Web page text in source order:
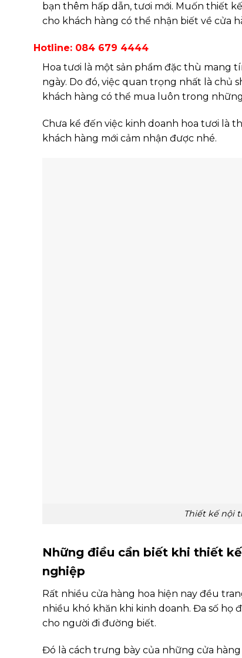
bạn thêm hấp dẫn, tươi mới. Muốn thiết
cho khách hàng có thể nhận biết về cửa
Hotline: 084 679 4444
Hoa tươi là một sản phẩm đặc thù mang
ngày. Do đó, việc quan trọng nhất là chủ
khách hàng có thể mua luôn trong
Chưa kể đến việc kinh doanh hoa tươi là
khách hàng mới cảm nhận được nhé.
Thiết kế nội
Những điều cần biết khi thiết
nghiệp
Rất nhiều cửa hàng hoa hiện nay đều
nhiều khó khăn khi kinh doanh. Đa số họ
cho người đi đường biết.
Đó là cách trưng bày của những cửa